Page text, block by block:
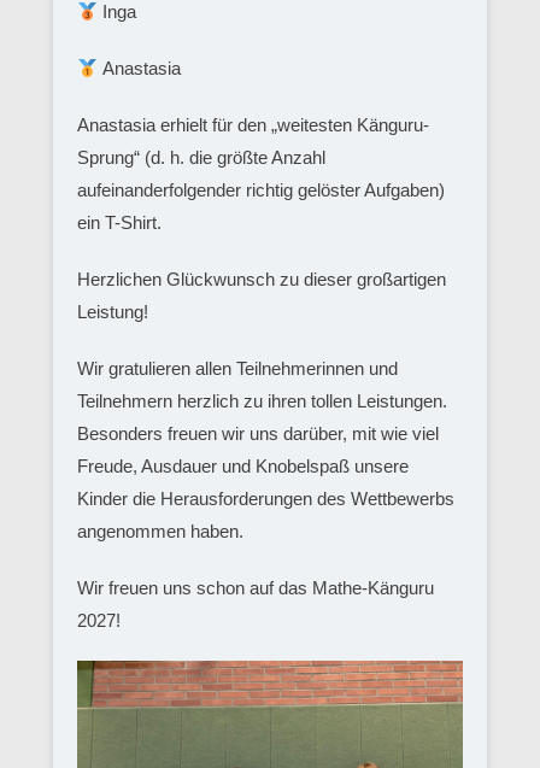
Inga
Anastasia
Anastasia erhielt für den „weitesten Känguru-
Sprung“ (d. h. die größte Anzahl
aufeinanderfolgender richtig gelöster Aufgaben)
ein T-Shirt.
Herzlichen Glückwunsch zu dieser großartigen
Leistung!
Wir gratulieren allen Teilnehmerinnen und
Teilnehmern herzlich zu ihren tollen Leistungen.
Besonders freuen wir uns darüber, mit wie viel
Freude, Ausdauer und Knobelspaß unsere
Kinder die Herausforderungen des Wettbewerbs
angenommen haben.
Wir freuen uns schon auf das Mathe-Känguru
2027!